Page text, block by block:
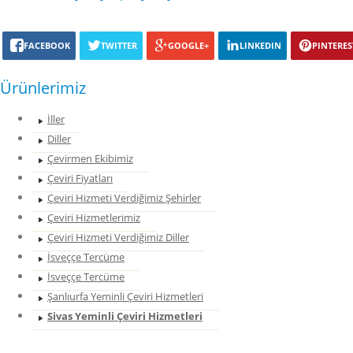
FACEBOOK TWITTER GOOGLE+ LINKEDIN
Ürünlerimiz
İller
Diller
Çevirmen Ekibimiz
Çeviri Fiyatları
Çeviri Hizmeti Verdiğimiz Şehirler
Çeviri Hizmetlerimiz
Çeviri Hizmeti Verdiğimiz Diller
İsveççe Tercüme
İsveççe Tercüme
Şanlıurfa Yeminli Çeviri Hizmetleri
Sivas Yeminli Çeviri Hizmetleri